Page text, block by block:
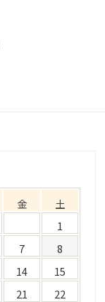
金 土
1
7
8
14
15
21
22